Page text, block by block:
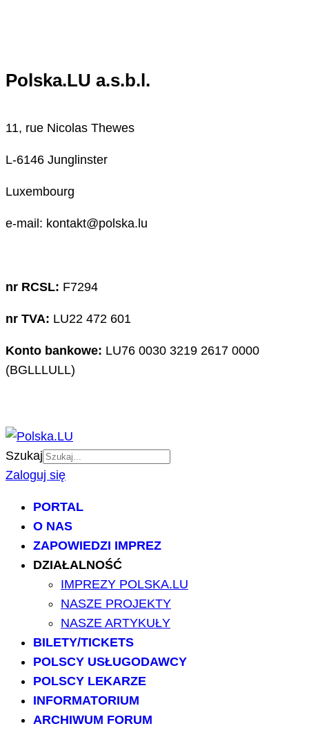
Polska.LU a.s.b.l.
11, rue Nicolas Thewes
L-6146 Junglinster
Luxembourg
e-mail: kontakt@polska.lu
nr RCSL: F7294
nr TVA: LU22 472 601
Konto bankowe: LU76 0030 3219 2617 0000
(BGLLLULL)
Szukaj
Zaloguj się
PORTAL
O NAS
ZAPOWIEDZI IMPREZ
DZIAŁALNOŚĆ
IMPREZY POLSKA.LU
NASZE PROJEKTY
NASZE ARTYKUŁY
BILETY/TICKETS
POLSCY USŁUGODAWCY
POLSCY LEKARZE
INFORMATORIUM
ARCHIWUM FORUM